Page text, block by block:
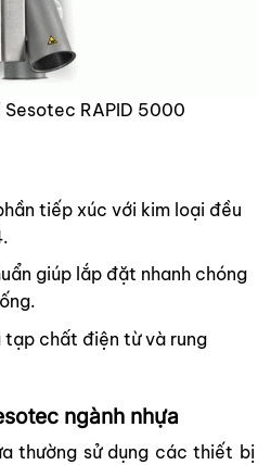
Sesotec RAPID 5000
tiếp xúc với kim loại đều
giúp lắp đặt nhanh chóng
tạp chất điện từ và rung
ngành nhựa
thường sử dụng các thiết bị